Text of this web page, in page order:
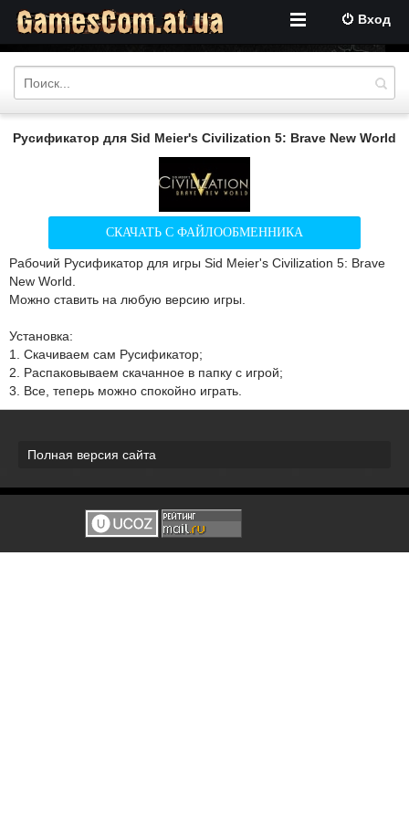
Вход
Русификатор для Sid Meier's Civilization 5: Brave New World
СКАЧАТЬ С ФАЙЛООБМЕННИКА
Рабочий Русификатор для игры Sid Meier's Civilization 5: Brave
New World.
Можно ставить на любую версию игры.
Установка:
1. Скачиваем сам Русификатор;
2. Распаковываем скачанное в папку с игрой;
3. Все, теперь можно спокойно играть.
Полная версия сайта